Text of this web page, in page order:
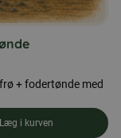
+ fodertønde med
15 kg + fodertønde
Læg i kurven